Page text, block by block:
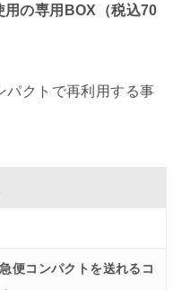
用の専用BOX（税込70
パクトで再利用する事
便コンパクトを送れるコ